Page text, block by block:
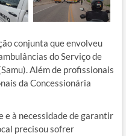
conjunta que envolveu
do Serviço de
Além de profissionais
da Concessionária
e à necessidade de garantir
precisou sofrer